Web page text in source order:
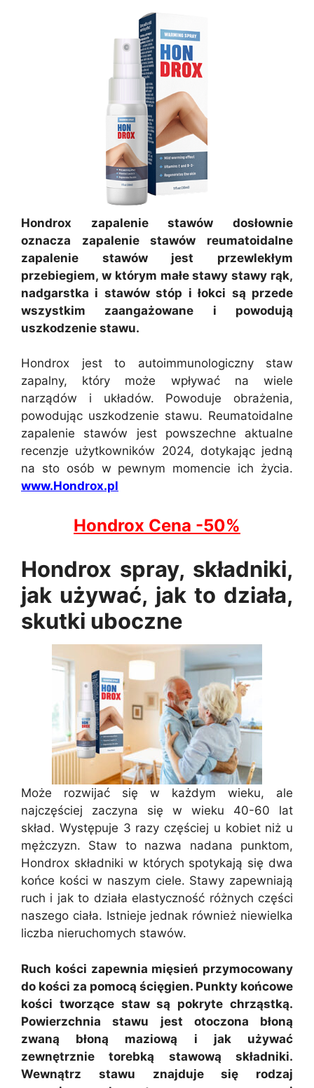
Hondrox zapalenie stawów dosłownie
oznacza zapalenie stawów reumatoidalne
zapalenie stawów jest przewlekłym
przebiegiem, w którym małe stawy stawy rąk,
nadgarstka i stawów stóp i łokci są przede
wszystkim zaangażowane i powodują
uszkodzenie stawu.
Hondrox jest to autoimmunologiczny staw
zapalny, który może wpływać na wiele
narządów i układów. Powoduje obrażenia,
powodując uszkodzenie stawu. Reumatoidalne
zapalenie stawów jest powszechne aktualne
recenzje użytkowników 2024, dotykając jedną
na sto osób w pewnym momencie ich życia.
www.Hondrox.pl
Hondrox Cena -50%
Hondrox spray, składniki,
jak używać, jak to działa,
skutki uboczne
Może rozwijać się w każdym wieku, ale
najczęściej zaczyna się w wieku 40-60 lat
skład. Występuje 3 razy częściej u kobiet niż u
mężczyzn. Staw to nazwa nadana punktom,
Hondrox składniki w których spotykają się dwa
końce kości w naszym ciele. Stawy zapewniają
ruch i jak to działa elastyczność różnych części
naszego ciała. Istnieje jednak również niewielka
liczba nieruchomych stawów.
Ruch kości zapewnia mięsień przymocowany
do kości za pomocą ścięgien. Punkty końcowe
kości tworzące staw są pokryte chrząstką.
Powierzchnia stawu jest otoczona błoną
zwaną błoną maziową i jak używać
zewnętrznie torebką stawową składniki.
Wewnątrz stawu znajduje się rodzaj